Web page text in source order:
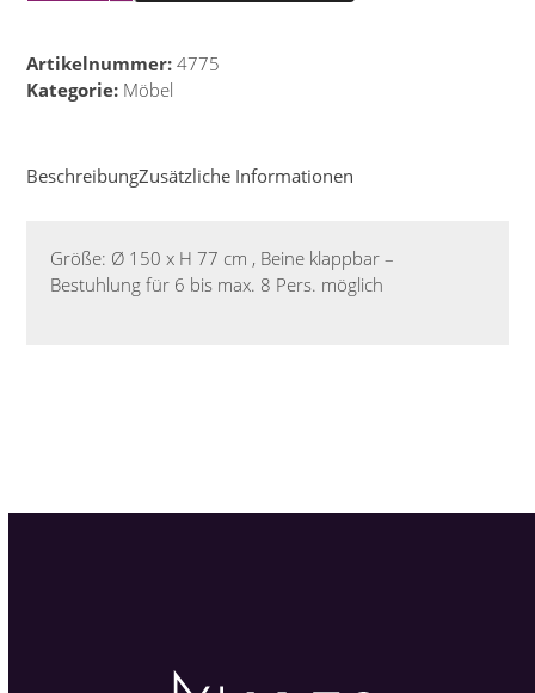
Menge
Artikelnummer:4775
Kategorie: Möbel
BeschreibungZusätzliche Informationen
Größe: Ø 150 x H 77 cm , Beine klappbar –
Bestuhlung für 6 bis max. 8 Pers. möglich